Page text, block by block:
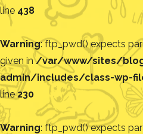
line 438
Warning: ftp_pwd() expects
given in/var/www/sites/
admin/includes/class-wp-
line230
Warning: ftp_pwd() expects